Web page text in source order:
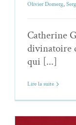
Olivier Domerg,
Catherine
divinatoire
qui [...]
Lire la suite